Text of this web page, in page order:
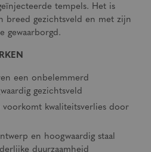
tempels. Het is
breed gezichtsveld en met zijn
gewaarborgd.
een onbelemmerd
gezichtsveld
voorkomt kwaliteitsverlies door
en hoogwaardig staal
duurzaamheid